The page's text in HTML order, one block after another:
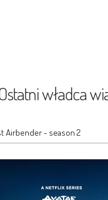
władca
Airbender - season 2